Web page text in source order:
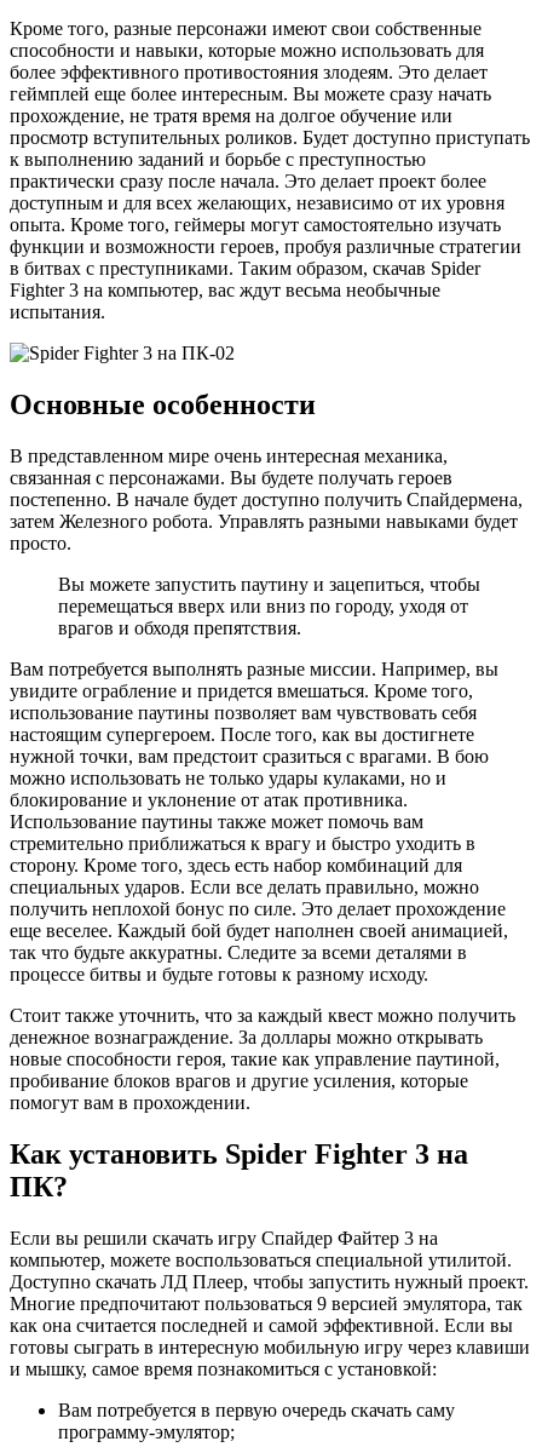
Кроме того, разные персонажи имеют свои собственные
способности и навыки, которые можно использовать для
более эффективного противостояния злодеям. Это делает
геймплей еще более интересным. Вы можете сразу начать
прохождение, не тратя время на долгое обучение или
просмотр вступительных роликов. Будет доступно приступать
к выполнению заданий и борьбе с преступностью
практически сразу после начала. Это делает проект более
доступным и для всех желающих, независимо от их уровня
опыта. Кроме того, геймеры могут самостоятельно изучать
функции и возможности героев, пробуя различные стратегии
в битвах с преступниками. Таким образом, скачав Spider
Fighter 3 на компьютер, вас ждут весьма необычные
испытания.
Основные особенности
В представленном мире очень интересная механика,
связанная с персонажами. Вы будете получать героев
постепенно. В начале будет доступно получить Спайдермена,
затем Железного робота. Управлять разными навыками будет
просто.
Вы можете запустить паутину и зацепиться, чтобы
перемещаться вверх или вниз по городу, уходя от
врагов и обходя препятствия.
Вам потребуется выполнять разные миссии. Например, вы
увидите ограбление и придется вмешаться. Кроме того,
использование паутины позволяет вам чувствовать себя
настоящим супергероем. После того, как вы достигнете
нужной точки, вам предстоит сразиться с врагами. В бою
можно использовать не только удары кулаками, но и
блокирование и уклонение от атак противника.
Использование паутины также может помочь вам
стремительно приближаться к врагу и быстро уходить в
сторону. Кроме того, здесь есть набор комбинаций для
специальных ударов. Если все делать правильно, можно
получить неплохой бонус по силе. Это делает прохождение
еще веселее. Каждый бой будет наполнен своей анимацией,
так что будьте аккуратны. Следите за всеми деталями в
процессе битвы и будьте готовы к разному исходу.
Стоит также уточнить, что за каждый квест можно получить
денежное вознаграждение. За доллары можно открывать
новые способности героя, такие как управление паутиной,
пробивание блоков врагов и другие усиления, которые
помогут вам в прохождении.
Как установить Spider Fighter 3 на
ПК?
Если вы решили скачать игру Спайдер Файтер 3 на
компьютер, можете воспользоваться специальной утилитой.
Доступно скачать ЛД Плеер, чтобы запустить нужный проект.
Многие предпочитают пользоваться 9 версией эмулятора, так
как она считается последней и самой эффективной. Если вы
готовы сыграть в интересную мобильную игру через клавиши
и мышку, самое время познакомиться с установкой:
Вам потребуется в первую очередь скачать саму
программу-эмулятор;